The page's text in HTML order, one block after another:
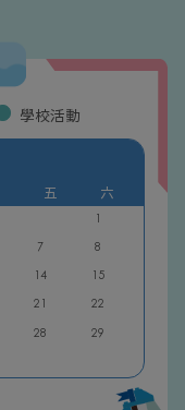
學校活動
五 六
1
7
8
14
15
21
22
28
29